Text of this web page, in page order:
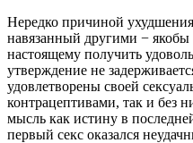
Нередко причиной
навязанный другими − якобы
настоящему получить
утверждение не
удовлетворены своей
контрацептивами, так и без
мысль как истину в
первый секс оказался